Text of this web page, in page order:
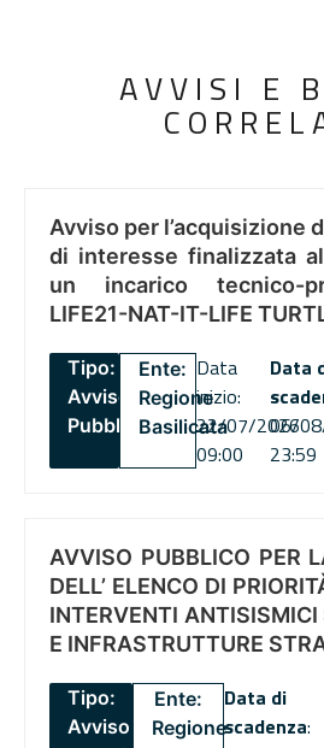
AVVISI E
Avviso per l’acquisizione
di interesse finalizzata
un incarico tecnico-
LIFE21-NAT-IT-LIFE
Tipo:
Avviso
Pubblico
Ente:
Regione
Basilicata
Data
inizio:
22/07/2026
09:00
Data
06/
23:59
AVVISO PUBBLICO PER
DELL’ ELENCO DI
INTERVENTI ANTISISMICI
E INFRASTRUTTURE
Tipo:
Avviso
Ente:
Regione
Data di
scadenza: